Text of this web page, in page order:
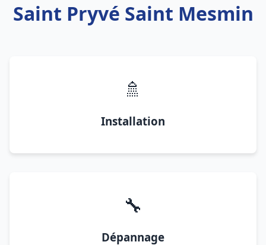
Saint Pryvé Saint Mesmin
🚿
Installation
🔧
Dépannage